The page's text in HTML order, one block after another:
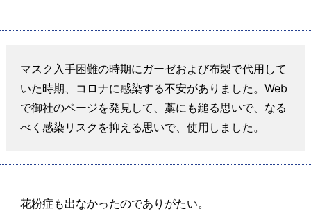
マスク入手困難の時期にガーゼおよび布製で代用して
いた時期、コロナに感染する不安がありました。Web
で御社のページを発見して、藁にも縋る思いで、なる
べく感染リスクを抑える思いで、使用しました。
花粉症も出なかったのでありがたい。